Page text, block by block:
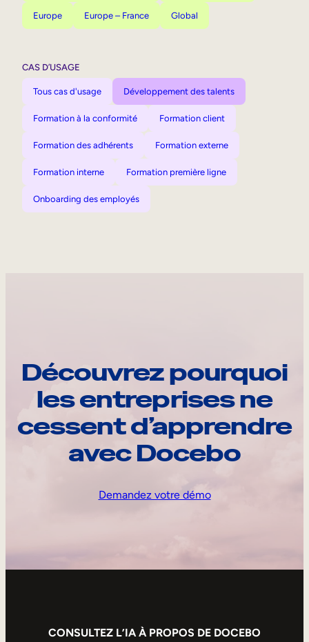
Europe Europe – France Global
CAS D’USAGE
Tous cas d'usage Développement des talents
Formation à la conformité Formation client
Formation des adhérents Formation externe
Formation interne Formation première ligne
Onboarding des employés
Découvrez pourquoi
les entreprises ne
cessent d’apprendre
avec Docebo
Demandez votre démo
CONSULTEZ L’IA À PROPOS DE DOCEBO